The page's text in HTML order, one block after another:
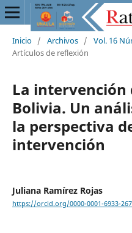
Inicio / Archivos / Vol. 16
Artículos de reflexión
La intervención
Bolivia. Un
la perspectiva
intervención
Juliana Ramírez Rojas
https://orcid.org/0000-0001-6933-